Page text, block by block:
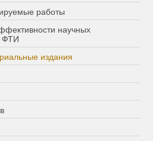
работы
научных
ФТИ
издания